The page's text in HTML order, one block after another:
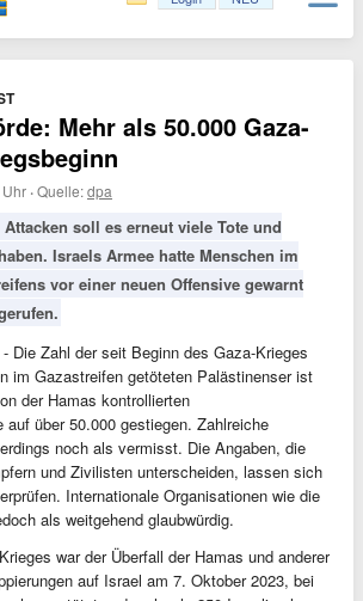
Mehr als 50.000 Gaza-
·Quelle:dpa
soll es erneut viele Tote und
Israels Armee hatte Menschen im
vor einer neuen Offensive gewarnt
Die Zahl der seit Beginn des Gaza-Krieges
im Gazastreifen getöteten Palästinenser ist
der Hamas kontrollierten
auf über 50.000 gestiegen. Zahlreiche
noch als vermisst. Die Angaben, die
und Zivilisten unterscheiden, lassen sich
Internationale Organisationen wie die
als weitgehend glaubwürdig.
war der Überfall der Hamas und anderer
auf Israel am 7. Oktober 2023, bei